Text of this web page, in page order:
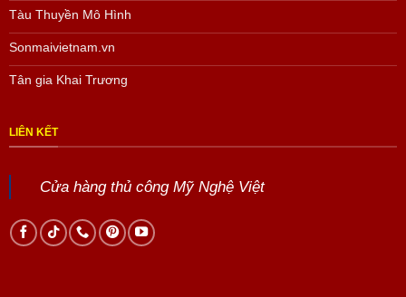
Tàu Thuyền Mô Hình
Sonmaivietnam.vn
Tân gia Khai Trương
LIÊN KẾT
Cửa hàng thủ công Mỹ Nghệ Việt